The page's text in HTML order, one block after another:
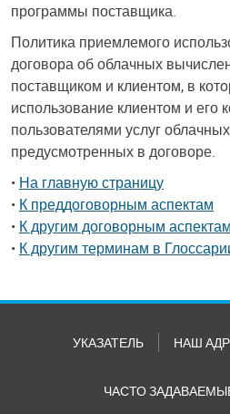
программы поставщика.
Политика приемлемого
договора об облачных
поставщиком и клиентом, в
использование клиентом и его
пользователями услуг
предусмотренных в договоре.
• На главную страницу
• К преддоговорным аспектам
• К другим договорным аспектам
• К другим терминам в
УКАЗАТЕЛЬ НАШ
ЧАСТО